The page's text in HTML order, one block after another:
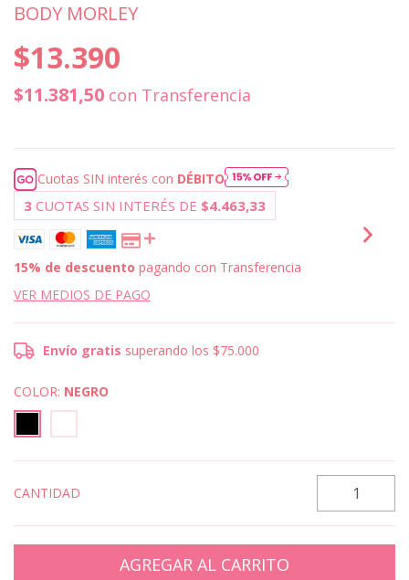
BODY MORLEY
$13.390
$11.381,50 con Transferencia
Cuotas SIN interés con DÉBITO
3 CUOTAS SIN INTERÉS DE $4.463,33
15% de descuento pagando con Transferencia
VER MEDIOS DE PAGO
Envío gratis superando los $75.000
COLOR: NEGRO
CANTIDAD